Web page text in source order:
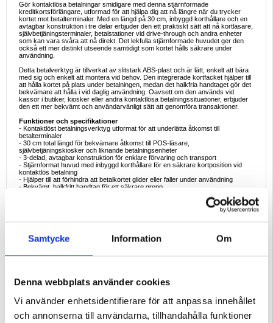
Samtycke Information Om
Denna webbplats använder cookies
Vi använder enhetsidentifierare för att anpassa innehållet
och annonserna till användarna, tillhandahålla funktioner
Gör kontaktlösa betalningar smidigare med denna stjärnformade
kreditkortsförlängare, utformad för att hjälpa dig att nå längre när du trycker
kortet mot betalterminaler. Med en längd på 30 cm, inbyggd korthållare och en
avtagbar konstruktion i tre delar erbjuder den ett praktiskt sätt att nå kortläsare,
självbetjäningsterminaler, betalstationer vid drive-through och andra enheter
som kan vara svåra att nå direkt. Det lekfulla stjärnformade huvudet ger den
också ett mer distinkt utseende samtidigt som kortet hålls säkrare under
användning.
Detta betalverktyg är tillverkat av slitstark ABS-plast och är lätt, enkelt att bära
med sig och enkelt att montera vid behov. Den integrerade kortfacket hjälper till
att hålla kortet på plats under betalningen, medan det halkfria handtaget gör det
bekvämare att hålla i vid daglig användning. Oavsett om den används vid
kassor i butiker, kiosker eller andra kontaktlösa betalningssituationer, erbjuder
den ett mer bekvämt och användarvänligt sätt att genomföra transaktioner.
Funktioner och specifikationer
- Kontaktlöst betalningsverktyg utformat för att underlätta åtkomst till
betalterminaler
- 30 cm total längd för bekvämare åtkomst till POS-läsare,
självbetjäningskiosker och liknande betalningsenheter
- 3-delad, avtagbar konstruktion för enklare förvaring och transport
- Stjärnformat huvud med inbyggd korthållare för en säkrare kortposition vid
kontaktlös betalning
- Hjälper till att förhindra att betalkortet glider eller faller under användning
- Bekvämt, halkfritt handtag för ett säkrare grepp
- Lämplig för kontaktlös betalning vid kassor, kiosker, drive-thru-läsare och
Idealiska användningsexempel
- Att ha det med sig som ett praktiskt betalningstillbehör för vardagliga ärenden
- Använda det med kompatibla kontaktlösa kort i situationer där lite extra
räckvidd är användbart
Varför denna produkt är perfekt att köpa
Detta betalverktyg är ett smart val för användare som vill ha ett enklare och